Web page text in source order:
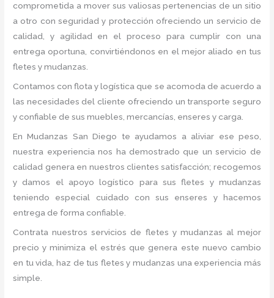
comprometida a mover sus valiosas pertenencias de un sitio
a otro con seguridad y protección ofreciendo un servicio de
calidad, y agilidad en el proceso para cumplir con una
entrega oportuna, convirtiéndonos en el mejor aliado en tus
fletes y mudanzas.
Contamos con flota y logística que se acomoda de acuerdo a
las necesidades del cliente ofreciendo un transporte seguro
y confiable de sus muebles, mercancías, enseres y carga.
En Mudanzas San Diego te ayudamos a aliviar ese peso,
nuestra experiencia nos ha demostrado que un servicio de
calidad genera en nuestros clientes satisfacción; recogemos
y damos el apoyo logístico para sus fletes y mudanzas
teniendo especial cuidado con sus enseres y hacemos
entrega de forma confiable.
Contrata nuestros servicios de fletes y mudanzas al mejor
precio y minimiza el estrés que genera este nuevo cambio
en tu vida, haz de tus fletes y mudanzas una experiencia más
simple.